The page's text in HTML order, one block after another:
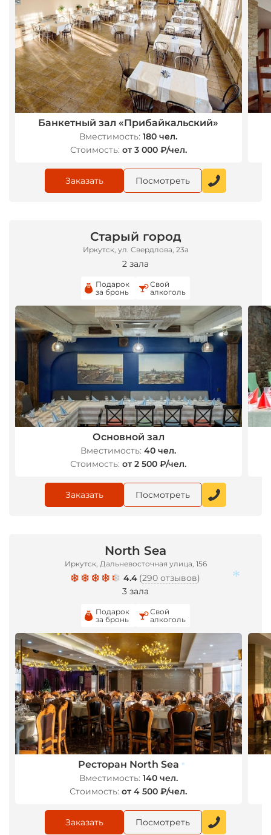
Банкетный зал «Прибайкальский»
Вместимость: 180 чел.
Стоимость: от 3 000 ₽/чел.
Заказать Посмотреть
Старый город
Иркутск, ул. Свердлова, 23а
2 зала
Подарок
за бронь
Свой
алкоголь
Основной зал
Вместимость: 40 чел.
Стоимость: от 2 500 ₽/чел.
Заказать Посмотреть
North Sea
Иркутск, Дальневосточная улица, 156
4.4 (290 отзывов)
3 зала
Подарок
за бронь
Свой
алкоголь
Ресторан North Sea
Вместимость: 140 чел.
Стоимость: от 4 500 ₽/чел.
Заказать Посмотреть
*
*